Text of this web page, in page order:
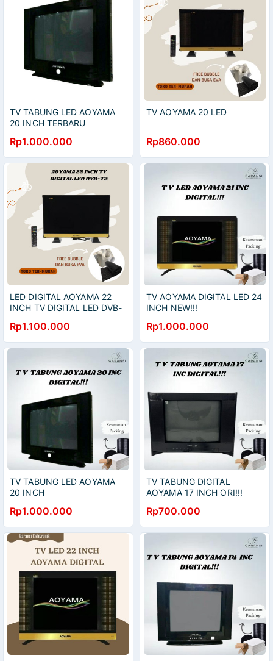
TV TABUNG LED AOYAMA
20 INCH TERBARU
Rp1.000.000
TV AOYAMA 20 LED
Rp860.000
LED DIGITAL AOYAMA 22
INCH TV DIGITAL LED DVB-
Rp1.100.000
TV AOYAMA DIGITAL LED 24
INCH NEW!!!
Rp1.000.000
TV TABUNG LED AOYAMA
20 INCH
Rp1.000.000
TV TABUNG DIGITAL
AOYAMA 17 INCH ORI!!!
Rp700.000